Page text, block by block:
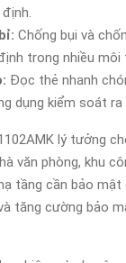
Chống bụi và
trong nhiều môi
Đọc thẻ nhanh
dụng kiểm soát ra
lý tưởng
văn phòng, khu
tầng cần bảo mật
tăng cường bảo